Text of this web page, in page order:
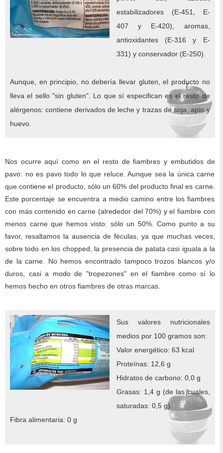
estabilizadores (E-451, E-
407 y E-420), aromas,
antioxidantes (E-316 y E-
331) y conservador (E-250).
Aunque, en principio, no debería llevar gluten, el producto no
lleva el sello "sin gluten". Lo que sí especifican es el resto de
alérgenos: contiene derivados de leche y trazas de soja, apio y
huevo.
Nos ocurre aquí como en el resto de fiambres y embutidos de
pavo: no es pavo todo lo que reluce. Aunque sea la única carne
que contiene el producto, sólo un 60% del producto final es carne.
Este porcentaje se encuentra a medio camino entre los fiambres
con más contenido en carne (alrededor del 70%) y el fiambre con
menos carne que hemos visto: sólo un 50%. Como punto a su
favor, resaltamos la ausencia de féculas, ya que muchas veces,
sobre todo en los chopped, la presencia de patata casi iguala a la
de la carne. No hemos encontrado tampoco trozos blancos y/o
duros, casi a modo de "tropezones" en el fiambre como sí lo
hemos hecho en otros fiambres de otras marcas.
Sus valores nutricionales
medios por 100 gramos son:
Valor energético: 63 kcal
Proteínas: 12,6 g
Hidratos de carbono: 0,0 g
Grasas: 1,4 g (de las cuales,
saturadas: 0,5 g)
Fibra alimentaria: 0 g